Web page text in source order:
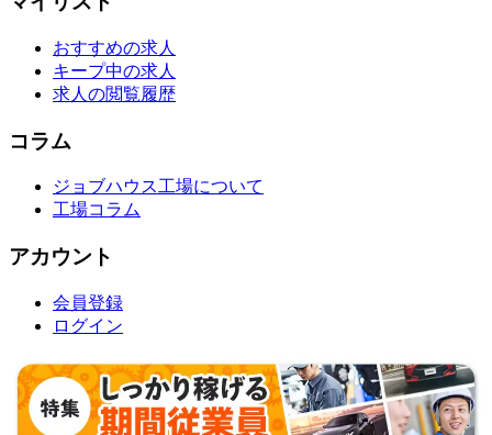
おすすめの求人
キープ中の求人
求人の閲覧履歴
コラム
ジョブハウス工場について
工場コラム
アカウント
会員登録
ログイン